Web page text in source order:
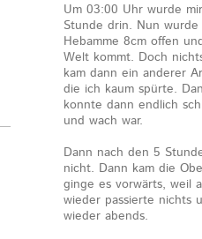
Um 03:00 Uhr wurde
Stunde drin. Nun
Hebamme 8cm offen
Welt kommt. Doch
kam dann ein anderer
die ich kaum spürte.
konnte dann endlich
und wach war.
Dann nach den 5
nicht. Dann kam die
ginge es vorwärts, weil
wieder passierte nichts
wieder abends.